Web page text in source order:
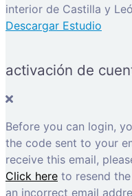
interior de Castilla y
Descargar Estudio
activación de
Before you can login,
the code sent to your
receive this email,
Click here to resend
an incorrect email